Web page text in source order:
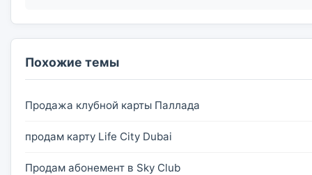
Похожие темы
Продажа клубной карты Паллада
продам карту Life City Dubai
Продам абонемент в Sky Club